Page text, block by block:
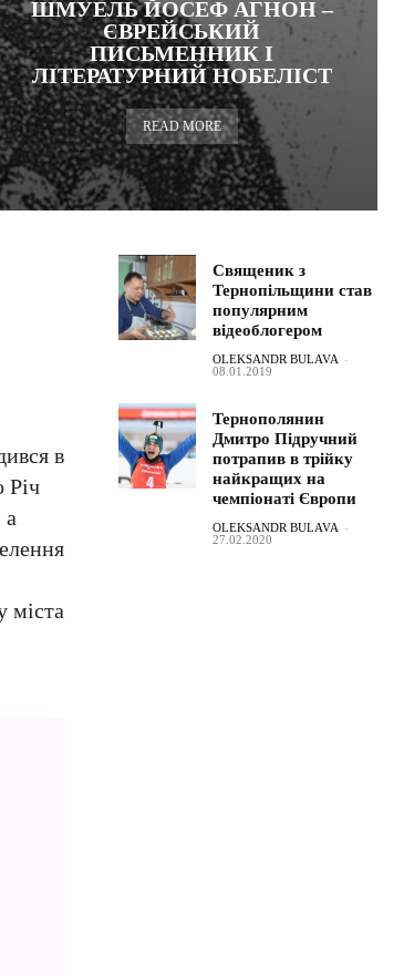
ШМУЕЛЬ ЙОСЕФ АГНОН –
ЄВРЕЙСЬКИЙ
ПИСЬМЕННИК І
ЛІТЕРАТУРНИЙ НОБЕЛІСТ
READ MORE
в
Річ
а
міста
Священик з
Тернопільщини став
популярним
відеоблогером
OLEKSANDR BULAVA -
08.01.2019
Тернополянин
Дмитро Підручний
потрапив в трійку
найкращих на
чемпіонаті Європи
OLEKSANDR BULAVA -
27.02.2020